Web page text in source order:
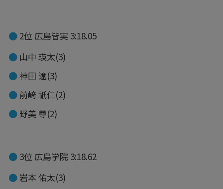
2位 広島皆実 3:18.05
山中 瑛太(3)
神田 遼(3)
前﨑 祇仁(2)
野美 尊(2)
3位 広島学院 3:18.62
岩本 佑太(3)